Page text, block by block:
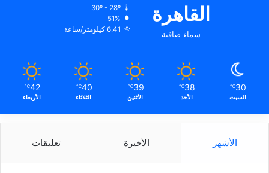
القاهرة
سماء صافية
30º - 28º
51%
6.41 كيلومتر/ساعة
30
℃
السبت
38
℃
الأحد
39
℃
الأثنين
40
℃
الثلاثاء
42
℃
الأربعاء
الأشهر الأخيرة تعليقات